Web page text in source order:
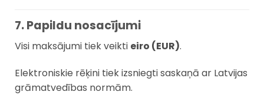
7. Papildu nosacījumi
Visi maksājumi tiek veikti eiro (EUR).
Elektroniskie rēķini tiek izsniegti saskaņā ar Latvijas
grāmatvedības normām.